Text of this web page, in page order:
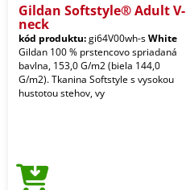
Gildan Softstyle® Adult V-
neck
kód produktu:gi64V00wh-sWhite
Gildan 100 % prstencovo spriadaná
bavlna, 153,0 G/m2 (biela 144,0
G/m2). Tkanina Softstyle s vysokou
hustotou stehov, vy